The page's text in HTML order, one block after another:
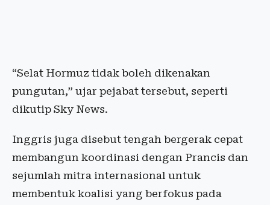
“Selat Hormuz tidak boleh dikenakan
pungutan,” ujar pejabat tersebut, seperti
dikutip Sky News.
Inggris juga disebut tengah bergerak cepat
membangun koordinasi dengan Prancis dan
sejumlah mitra internasional untuk
membentuk koalisi yang berfokus pada